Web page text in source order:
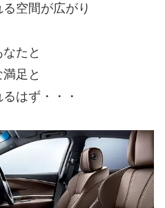
空間が広がり
たと
足と
はず・・・